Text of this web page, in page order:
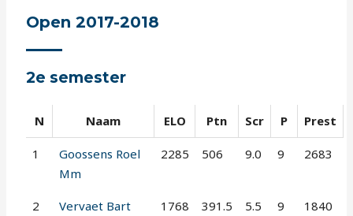
Open 2017-2018
2e semester
N Naam ELO Ptn Scr P Prest
1
Goossens Roel
Mm
2285 506 9.0 9 2683
2
Vervaet Bart
1768 391.5 5.5 9 1840